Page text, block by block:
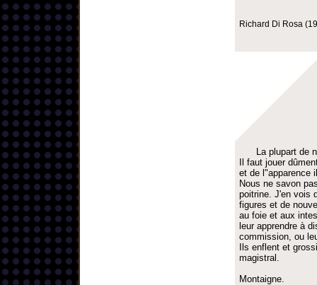
Richard Di Rosa
La plupart de
Il faut jouer
et de l"apparence
Nous ne savon
poitrine. J'en vois
figures et de
au foie et aux
leur apprendre à
commission, ou
Ils enflent et
magistral.
Montaigne.